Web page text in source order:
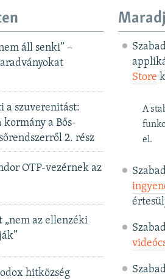
áll senki” –
a szuverenitást:
kormány a Bős-
2. rész
OTP-vezérnek az
„nem az ellenzéki
hitközség
Store
A
el.